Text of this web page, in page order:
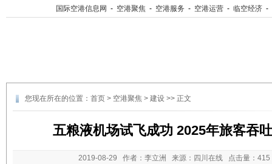
国际空港信息网 - 空港聚焦 - 空港服务 - 空港运营 - 临空经济 -
您现在所在的位置： 首页 > 空港聚焦 > 建设 >> 正文
五粮液机场试飞成功 2025年旅客吞
2019-08-29 作者：李立洲 来源：四川在线 点击量：